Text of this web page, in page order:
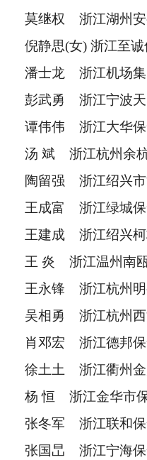
莫继权 浙江湖州安
倪静思(女) 浙江至
潘士龙 浙江机场集
彭武勇 浙江宁波天
谭伟伟 浙江大华保
汤 斌 浙江杭州余
陶留强 浙江绍兴市
王成富 浙江绿城
王建成 浙江绍兴柯
王 炎 浙江温州南
王永锋 浙江杭州
吴相勇 浙江杭州西
肖邓宏 浙江德邦
徐土土 浙江衢州金
杨 恒 浙江金华市
张冬军 浙江联和保
张国旵 浙江宁海保